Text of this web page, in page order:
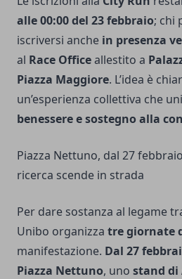
alle 00:00 del 23 febbraio; chi
iscriversi anche in presenza
al Race Officeallestito a
Piazza Maggiore. L’idea è
un’esperienza collettiva che
benessere e sostegno alla
Piazza Nettuno, dal 27
ricerca scende in strada
Per dare sostanza al legame
Unibo organizza tre giornate
manifestazione. Dal 27
Piazza Nettuno, uno stand di